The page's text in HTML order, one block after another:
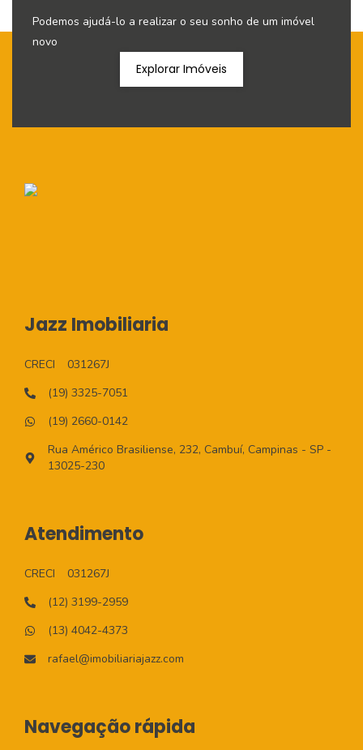
Podemos ajudá-lo a realizar o seu sonho de um imóvel
novo
Explorar Imóveis
Jazz Imobiliaria
CRECI
031267J
(19) 3325-7051
(19) 2660-0142
Rua Américo Brasiliense, 232, Cambuí, Campinas - SP -
13025-230
Atendimento
CRECI
031267J
(12) 3199-2959
(13) 4042-4373
rafael@imobiliariajazz.com
Navegação rápida